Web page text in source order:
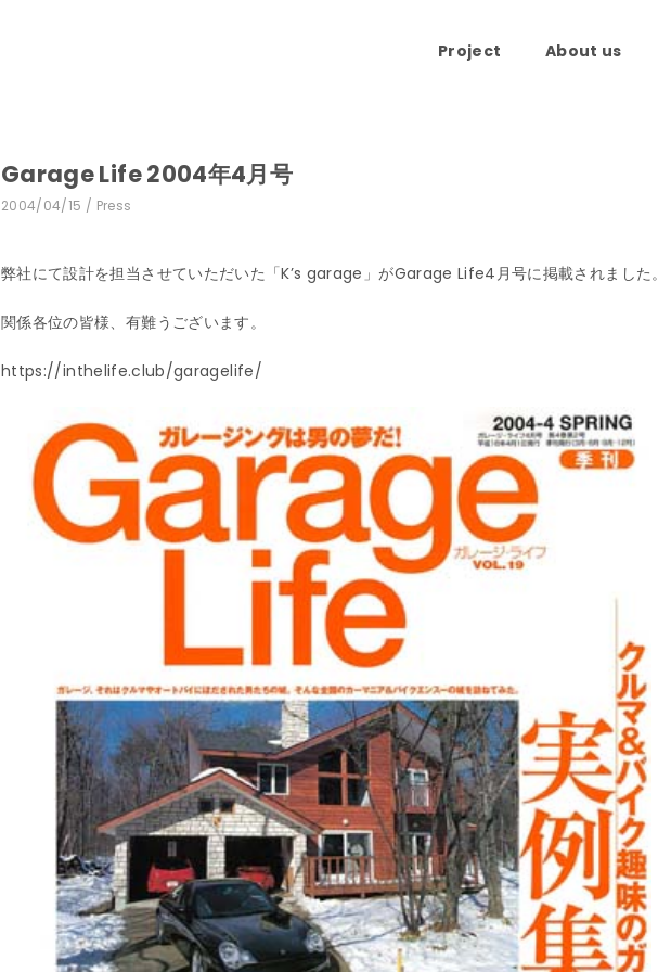
Project About us
Garage Life 2004年4月号
2004/04/15 Press
弊社にて設計を担当させていただいた「K’s garage」がGarage Life4月号に掲載されました。
関係各位の皆様、有難うございます。
https://inthelife.club/garagelife/